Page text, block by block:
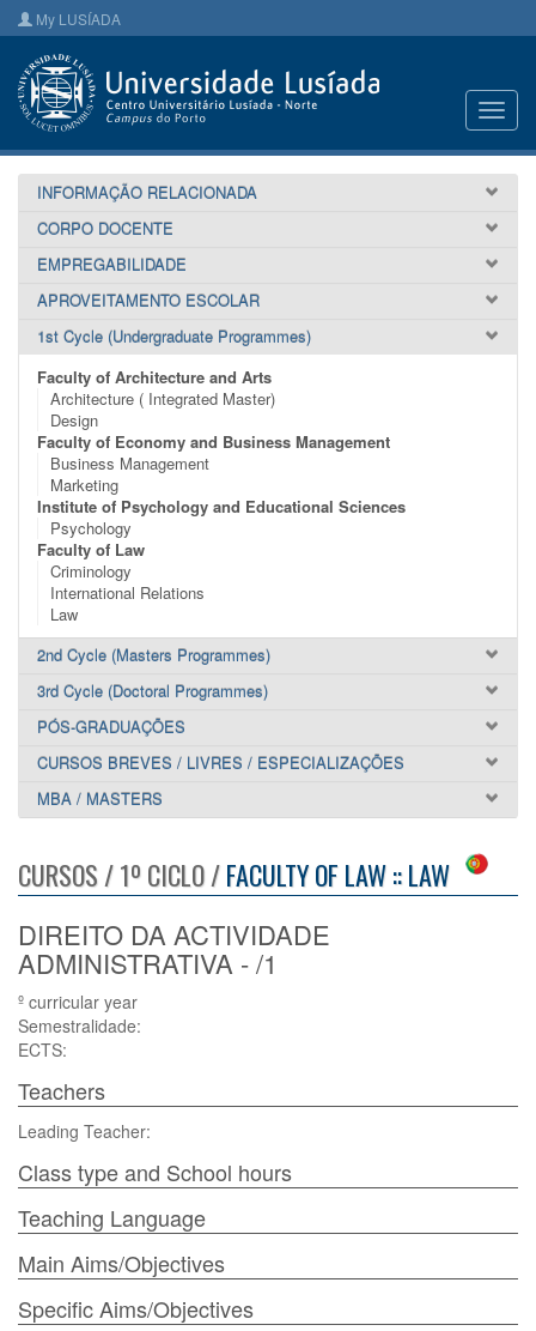
My LUSÍADA
INFORMAÇÃO RELACIONADA
CORPO DOCENTE
EMPREGABILIDADE
APROVEITAMENTO ESCOLAR
1st Cycle (Undergraduate Programmes)
Faculty of Architecture and Arts
Architecture ( Integrated Master)
Design
Faculty of Economy and Business Management
Business Management
Marketing
Institute of Psychology and Educational Sciences
Psychology
Faculty of Law
Criminology
International Relations
Law
2nd Cycle (Masters Programmes)
3rd Cycle (Doctoral Programmes)
PÓS-GRADUAÇÕES
CURSOS BREVES / LIVRES / ESPECIALIZAÇÕES
MBA / MASTERS
CURSOS / 1º CICLO /FACULTY OF LAW :: LAW
DIREITO DA ACTIVIDADE
ADMINISTRATIVA - /1
º curricular year
Semestralidade:
ECTS:
Teachers
Leading Teacher:
Class type and School hours
Teaching Language
Main Aims/Objectives
Specific Aims/Objectives